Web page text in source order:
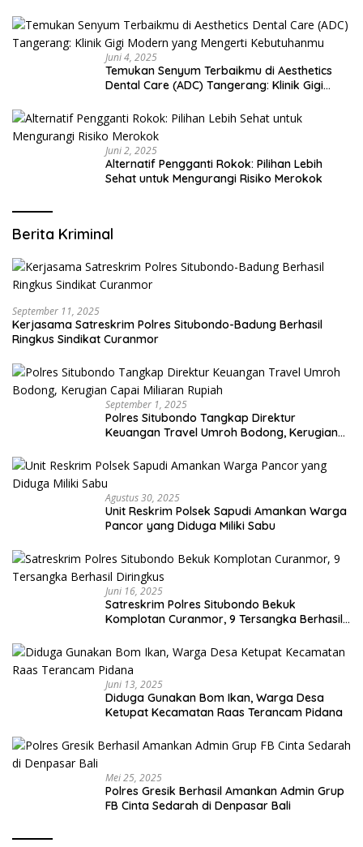
Juni 4, 2025
Temukan Senyum Terbaikmu di Aesthetics
Dental Care (ADC) Tangerang: Klinik Gigi
Juni 2, 2025
Alternatif Pengganti Rokok: Pilihan Lebih
Sehat untuk Mengurangi Risiko Merokok
Berita Kriminal
September 11, 2025
Kerjasama Satreskrim Polres Situbondo-Badung Berhasil
Ringkus Sindikat Curanmor
September 1, 2025
Polres Situbondo Tangkap Direktur
Keuangan Travel Umroh Bodong, Kerugian
Agustus 30, 2025
Unit Reskrim Polsek Sapudi Amankan Warga
Pancor yang Diduga Miliki Sabu
Juni 16, 2025
Satreskrim Polres Situbondo Bekuk
Komplotan Curanmor, 9 Tersangka Berhasil
Juni 13, 2025
Diduga Gunakan Bom Ikan, Warga Desa
Ketupat Kecamatan Raas Terancam Pidana
Mei 25, 2025
Polres Gresik Berhasil Amankan Admin Grup
FB Cinta Sedarah di Denpasar Bali